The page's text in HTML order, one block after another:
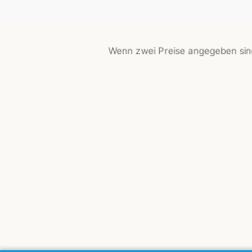
Wenn zwei Preise angegeben